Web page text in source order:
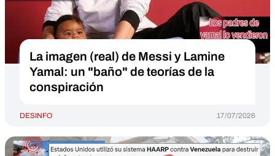
La imagen (real) de Messi y Lamine
Yamal: un "baño" de teorías de la
conspiración
DESINFO 17/07/2026